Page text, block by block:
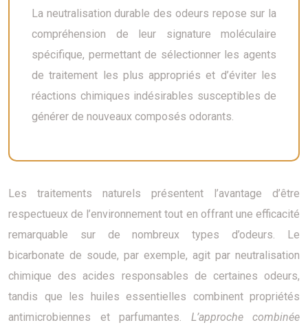
La neutralisation durable des odeurs repose sur la
compréhension de leur signature moléculaire
spécifique, permettant de sélectionner les agents
de traitement les plus appropriés et d’éviter les
réactions chimiques indésirables susceptibles de
générer de nouveaux composés odorants.
Les traitements naturels présentent l’avantage d’être
respectueux de l’environnement tout en offrant une efficacité
remarquable sur de nombreux types d’odeurs. Le
bicarbonate de soude, par exemple, agit par neutralisation
chimique des acides responsables de certaines odeurs,
tandis que les huiles essentielles combinent propriétés
antimicrobiennes et parfumantes. L’approche combinée